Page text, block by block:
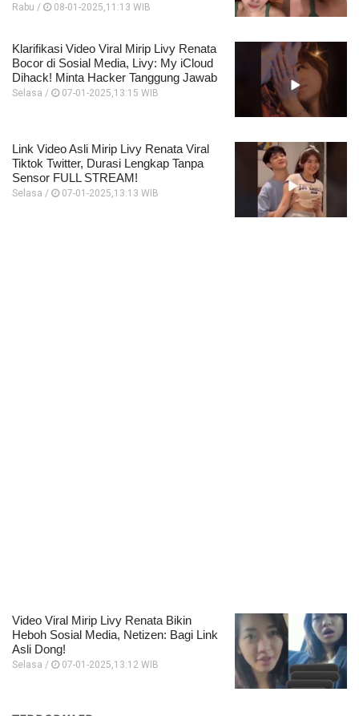
Rabu / 08-01-2025,11:13 WIB
Klarifikasi Video Viral Mirip Livy Renata
Bocor di Sosial Media, Livy: My iCloud
Dihack! Minta Hacker Tanggung Jawab
Selasa / 07-01-2025,13:15 WIB
Link Video Asli Mirip Livy Renata Viral
Tiktok Twitter, Durasi Lengkap Tanpa
Sensor FULL STREAM!
Selasa / 07-01-2025,13:13 WIB
Video Viral Mirip Livy Renata Bikin
Heboh Sosial Media, Netizen: Bagi Link
Asli Dong!
Selasa / 07-01-2025,13:12 WIB